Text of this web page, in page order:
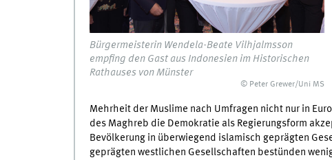
Bürgermeisterin Wendela-Beate Vilhjalmsson
empfing den Gast aus Indonesien im Historischen
Rathauses von Münster
© Peter Grewer/Uni MS
Mehrheit der Muslime nach Umfragen nicht nur in
des Maghreb die Demokratie als Regierungsform
Bevölkerung in überwiegend islamisch geprägten
geprägten westlichen Gesellschaften bestünden